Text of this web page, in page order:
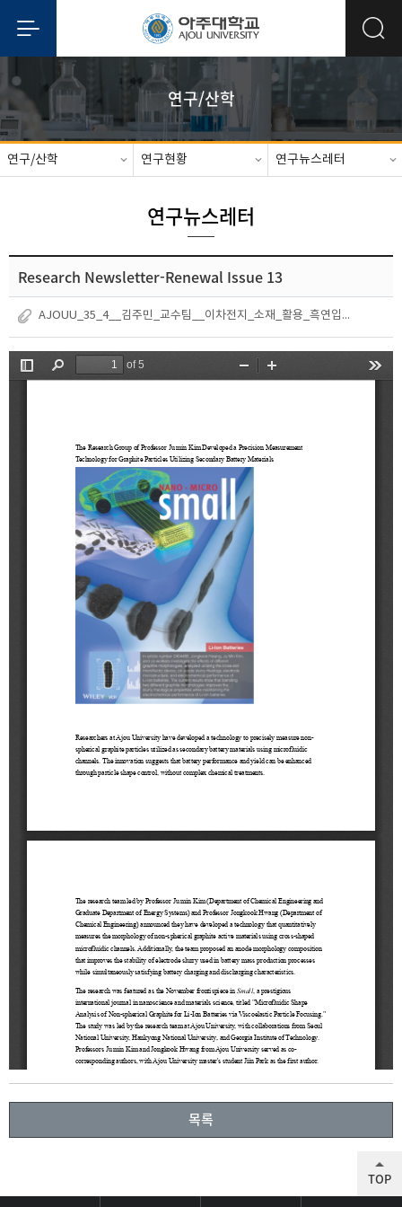
연구/산학
연구/산학 연구현황 연구뉴스레터
연구뉴스레터
Research Newsletter-Renewal Issue 13
AJOUU_35_4__김주민_교수팀__이차전지_소재_활용_흑연입자_정밀_측정_기술_개발.pdf
목록
TOP